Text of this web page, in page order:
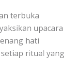
terbuka
upacara
hati
ritual yang